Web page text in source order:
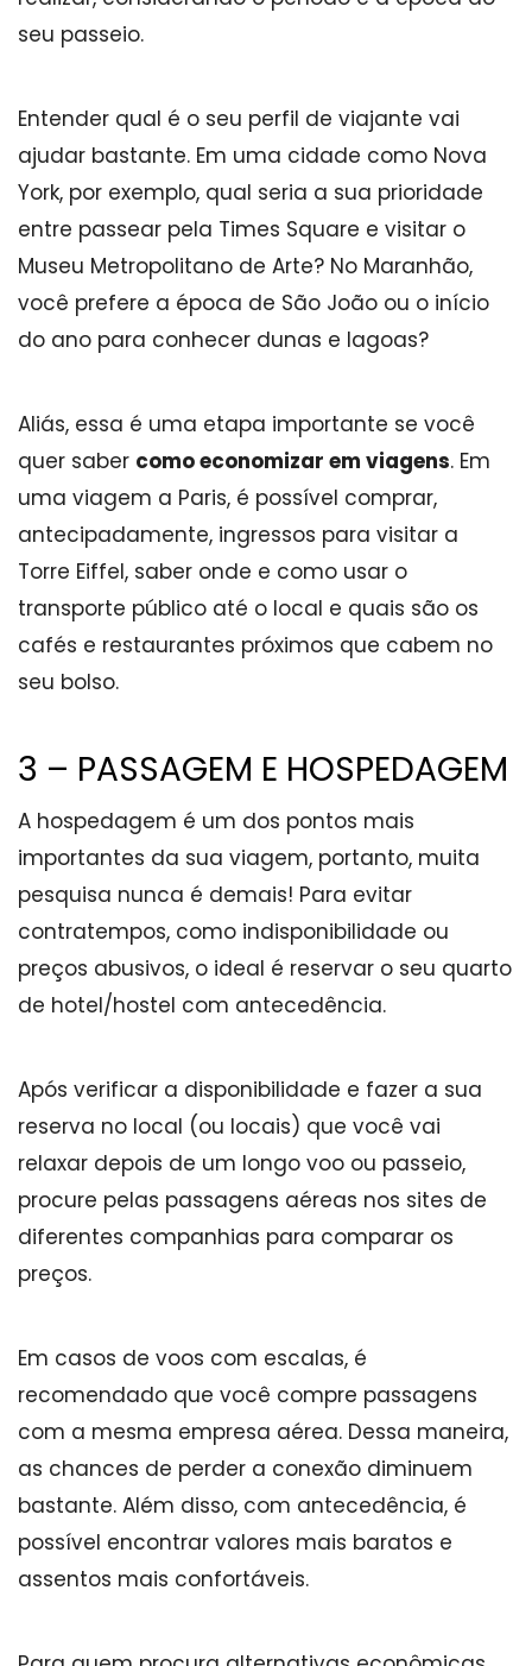
seu passeio.
Entender qual é o seu perfil de viajante vai
ajudar bastante. Em uma cidade como Nova
York, por exemplo, qual seria a sua prioridade
entre passear pela Times Square e visitar o
Museu Metropolitano de Arte? No Maranhão,
você prefere a época de São João ou o início
do ano para conhecer dunas e lagoas?
Aliás, essa é uma etapa importante se você
quer saber como economizar em viagens. Em
uma viagem a Paris, é possível comprar,
antecipadamente, ingressos para visitar a
Torre Eiffel, saber onde e como usar o
transporte público até o local e quais são os
cafés e restaurantes próximos que cabem no
seu bolso.
3 – PASSAGEM E HOSPEDAGEM
A hospedagem é um dos pontos mais
importantes da sua viagem, portanto, muita
pesquisa nunca é demais! Para evitar
contratempos, como indisponibilidade ou
preços abusivos, o ideal é reservar o seu quarto
de hotel/hostel com antecedência.
Após verificar a disponibilidade e fazer a sua
reserva no local (ou locais) que você vai
relaxar depois de um longo voo ou passeio,
procure pelas passagens aéreas nos sites de
diferentes companhias para comparar os
preços.
Em casos de voos com escalas, é
recomendado que você compre passagens
com a mesma empresa aérea. Dessa maneira,
as chances de perder a conexão diminuem
bastante. Além disso, com antecedência, é
possível encontrar valores mais baratos e
assentos mais confortáveis.